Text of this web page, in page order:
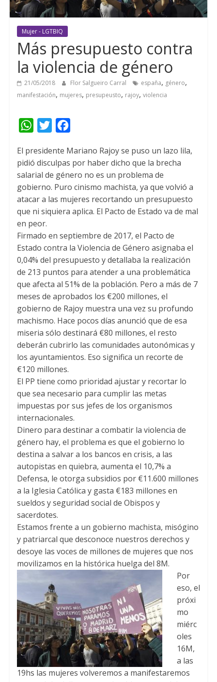
Mujer - LGTBIQ
Más presupuesto contra
la violencia de género
21/05/2018 Flor Salgueiro Carral españa, género,
manifestación, mujeres, presupeusto, rajoy, violencia
W
a
t
s
A
p
p
i
t
e
r
c
e
b
o
o
El presidente Mariano Rajoy se puso un lazo lila,
pidió disculpas por haber dicho que la brecha
salarial de género no es un problema de
gobierno. Puro cinismo machista, ya que volvió a
atacar a las mujeres recortando un presupuesto
que ni siquiera aplica. El Pacto de Estado va de mal
en peor.
Firmado en septiembre de 2017, el Pacto de
Estado contra la Violencia de Género asignaba el
0,04% del presupuesto y detallaba la realización
de 213 puntos para atender a una problemática
que afecta al 51% de la población. Pero a más de 7
meses de aprobados los €200 millones, el
gobierno de Rajoy muestra una vez su profundo
machismo. Hace pocos días anunció que de esa
miseria sólo destinará €80 millones, el resto
deberán cubrirlo las comunidades autonómicas y
los ayuntamientos. Eso significa un recorte de
€120 millones.
El PP tiene como prioridad ajustar y recortar lo
que sea necesario para cumplir las metas
impuestas por sus jefes de los organismos
internacionales.
Dinero para destinar a combatir la violencia de
género hay, el problema es que el gobierno lo
destina a salvar a los bancos en crisis, a las
autopistas en quiebra, aumenta el 10,7% a
Defensa, le otorga subsidios por €11.600 millones
a la Iglesia Católica y gasta €183 millones en
sueldos y seguridad social de Obispos y
sacerdotes.
Estamos frente a un gobierno machista, misógino
y patriarcal que desconoce nuestros derechos y
desoye las voces de millones de mujeres que nos
movilizamos en la histórica huelga del 8M.
Por
eso, el
próxi
mo
miérc
oles
16M,
a las
19hs las mujeres volveremos a manifestaremos